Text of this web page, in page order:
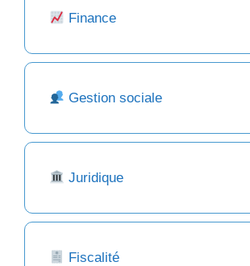
Finance
Gestion sociale
Juridique
Fiscalité